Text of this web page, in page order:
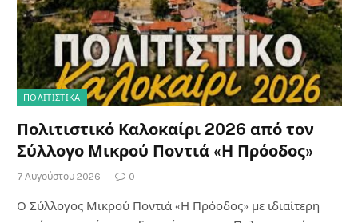
ΠΟΛΙΤΙΣΤΙΚΑ
Πολιτιστικό Καλοκαίρι 2026 από τον
Σύλλογο Μικρού Ποντιά «Η Πρόοδος»
7 Αυγούστου 2026 0
Ο Σύλλογος Μικρού Ποντιά «Η Πρόοδος» με ιδιαίτερη